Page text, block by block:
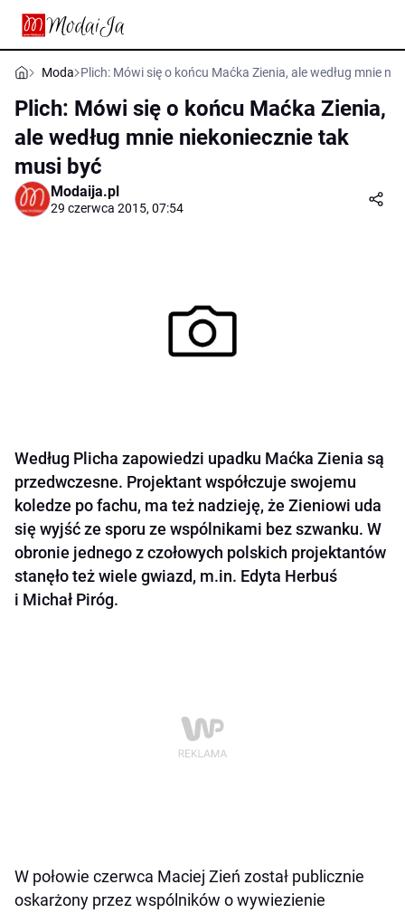
Moda Plich: Mówi się o końcu Maćka Zienia, ale według mnie
Plich: Mówi się o końcu Maćka Zienia,
ale według mnie niekoniecznie tak
musi być
Modaija.pl
29 czerwca 2015, 07:54
Według Plicha zapowiedzi upadku Maćka Zienia są
przedwczesne. Projektant współczuje swojemu
koledze po fachu, ma też nadzieję, że Zieniowi uda
się wyjść ze sporu ze wspólnikami bez szwanku. W
obronie jednego z czołowych polskich projektantów
stanęło też wiele gwiazd, m.in. Edyta Herbuś
i Michał Piróg.
W połowie czerwca Maciej Zień został publicznie
oskarżony przez wspólników o wywiezienie